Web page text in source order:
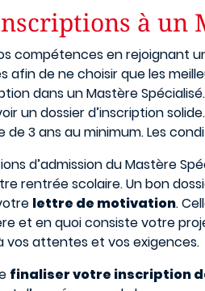
à un
compétences en rejoignant
de ne choisir que les
dans un Mastère
un dossier d’inscription
3 ans au minimum. Les
d’admission du Mastère
rentrée scolaire. Un bon
lettre de motivation.
et en quoi consiste votre
vos attentes et vos exigences.
finaliser votre inscription